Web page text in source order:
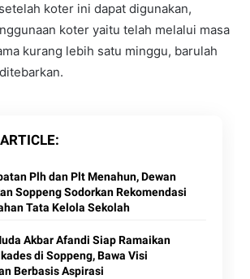
koter ini dapat digunakan,
koter yaitu telah melalui masa
kurang lebih satu minggu, barulah
Plh dan Plt Menahun, Dewan
Soppeng Sodorkan Rekomendasi
Tata Kelola Sekolah
Akbar Afandi Siap Ramaikan
di Soppeng, Bawa Visi
Berbasis Aspirasi